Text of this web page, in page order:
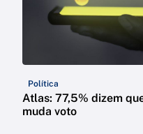
Política
Atlas: 77,5% dizem
muda voto